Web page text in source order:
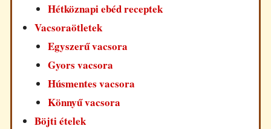
Hétköznapi ebéd receptek
Vacsoraötletek
Egyszerű vacsora
Gyors vacsora
Húsmentes vacsora
Könnyű vacsora
Böjti ételek